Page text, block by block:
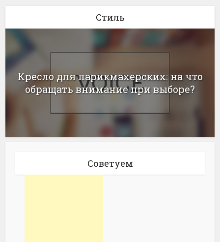
Стиль
Кресло для парикмахерских: на что
обращать внимание при выборе?
Советуем